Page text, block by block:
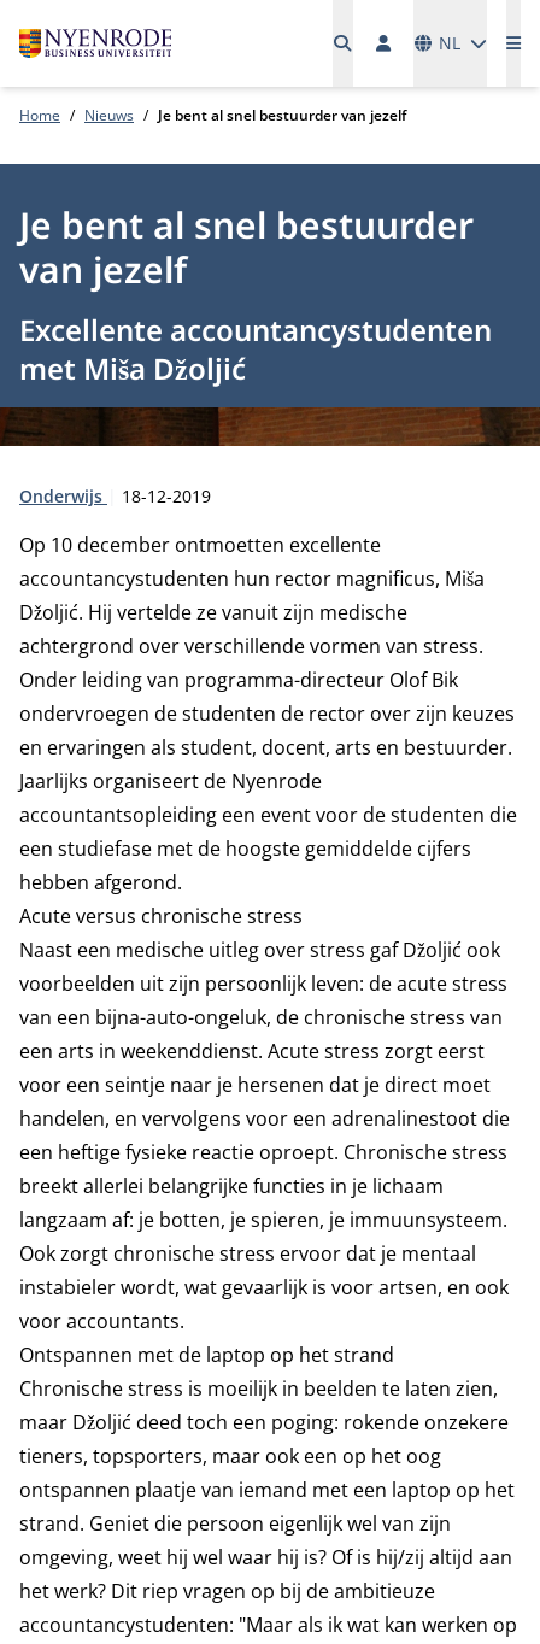
NL
Home Nieuws Je bent al snel bestuurder van jezelf
Je bent al snel bestuurder
van jezelf
Excellente accountancystudenten
met Miša Džoljić
Type:
Onderwijs Publicatiedatum:
18-12-2019
Op 10 december ontmoetten excellente
accountancystudenten hun rector magnificus, Miša
Džoljić. Hij vertelde ze vanuit zijn medische
achtergrond over verschillende vormen van stress.
Onder leiding van programma-directeur Olof Bik
ondervroegen de studenten de rector over zijn keuzes
en ervaringen als student, docent, arts en bestuurder.
Jaarlijks organiseert de Nyenrode
accountantsopleiding een event voor de studenten die
een studiefase met de hoogste gemiddelde cijfers
hebben afgerond.
Acute versus chronische stress
Naast een medische uitleg over stress gaf Džoljić ook
voorbeelden uit zijn persoonlijk leven: de acute stress
van een bijna-auto-ongeluk, de chronische stress van
een arts in weekenddienst. Acute stress zorgt eerst
voor een seintje naar je hersenen dat je direct moet
handelen, en vervolgens voor een adrenalinestoot die
een heftige fysieke reactie oproept. Chronische stress
breekt allerlei belangrijke functies in je lichaam
langzaam af: je botten, je spieren, je immuunsysteem.
Ook zorgt chronische stress ervoor dat je mentaal
instabieler wordt, wat gevaarlijk is voor artsen, en ook
voor accountants.
Ontspannen met de laptop op het strand
Chronische stress is moeilijk in beelden te laten zien,
maar Džoljić deed toch een poging: rokende onzekere
tieners, topsporters, maar ook een op het oog
ontspannen plaatje van iemand met een laptop op het
strand. Geniet die persoon eigenlijk wel van zijn
omgeving, weet hij wel waar hij is? Of is hij/zij altijd aan
het werk? Dit riep vragen op bij de ambitieuze
accountancystudenten: "Maar als ik wat kan werken op